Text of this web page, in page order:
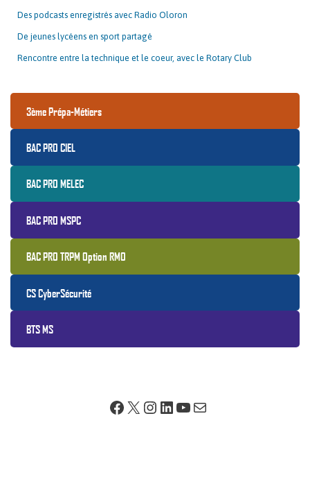
Des podcasts enregistrés avec Radio Oloron
De jeunes lycéens en sport partagé
Rencontre entre la technique et le coeur, avec le Rotary Club
3ème Prépa-Métiers
BAC PRO CIEL
BAC PRO MELEC
BAC PRO MSPC
BAC PRO TRPM Option RMO
CS CyberSécurité
BTS MS
Facebook
X Instagram
LinkedIn
YouTube
E-mail